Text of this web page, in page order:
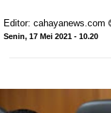
Editor: cahayanews.com
Senin, 17 Mei 2021 - 10.20